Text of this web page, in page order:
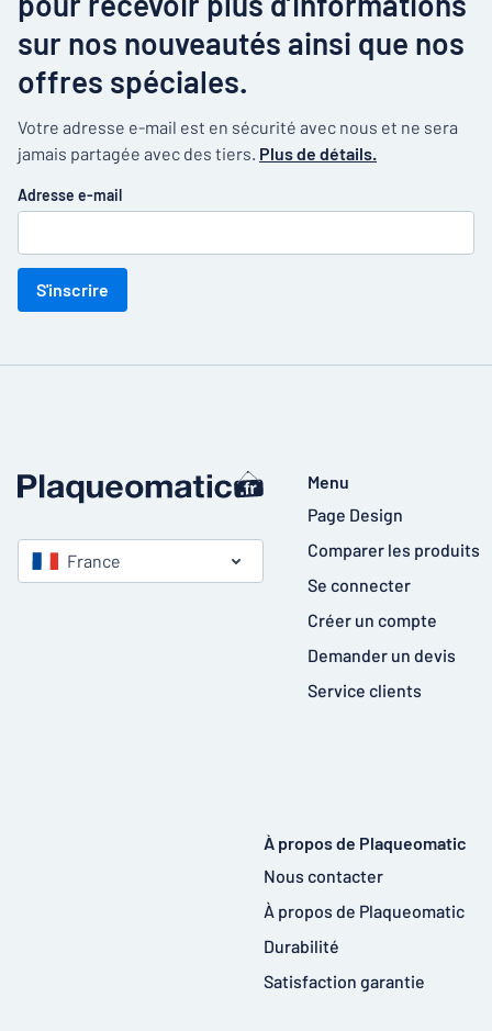
sur nos nouveautés ainsi que nos
offres spéciales.
Votre adresse e-mail est en sécurité avec nous et ne sera
jamais partagée avec des tiers. Plus de détails.
Adresse e-mail
S'inscrire
France
Menu
Page Design
Comparer les produits
Se connecter
Créer un compte
Demander un devis
Service clients
À propos de Plaqueomatic
Nous contacter
À propos de Plaqueomatic
Durabilité
Satisfaction garantie